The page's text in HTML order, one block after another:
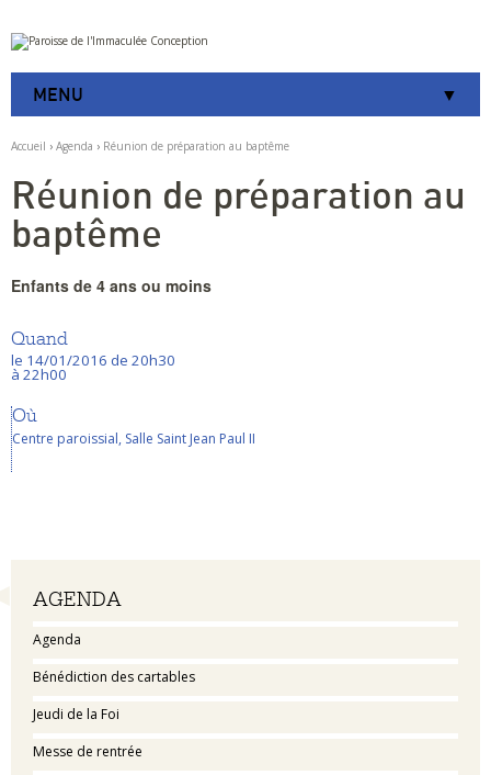
Aller
au
contenu.
à
navigation
Outils
personnels
MENU
Accueil › Agenda › Réunion de préparation au baptême
Navigation
AGENDA
Agenda
Bénédiction des cartables
Jeudi de la Foi
Messe de rentrée
Réunion de préparation au
baptême
Enfants de 4 ans ou moins
Quand
le 14/01/2016 de 20h30
à 22h00
Où
Centre paroissial, Salle Saint Jean Paul II